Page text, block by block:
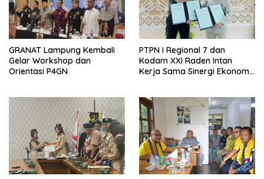
GRANAT Lampung Kembali
Gelar Workshop dan
Orientasi P4GN
PTPN I Regional 7 dan
Kodam XXI Raden Intan
Kerja Sama Sinergi Ekonomi